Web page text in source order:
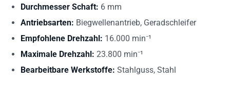
Durchmesser Schaft: 6 mm
Antriebsarten: Biegwellenantrieb, Geradschleifer
Empfohlene Drehzahl: 16.000 min⁻¹
Maximale Drehzahl: 23.800 min⁻¹
Bearbeitbare Werkstoffe: Stahlguss, Stahl